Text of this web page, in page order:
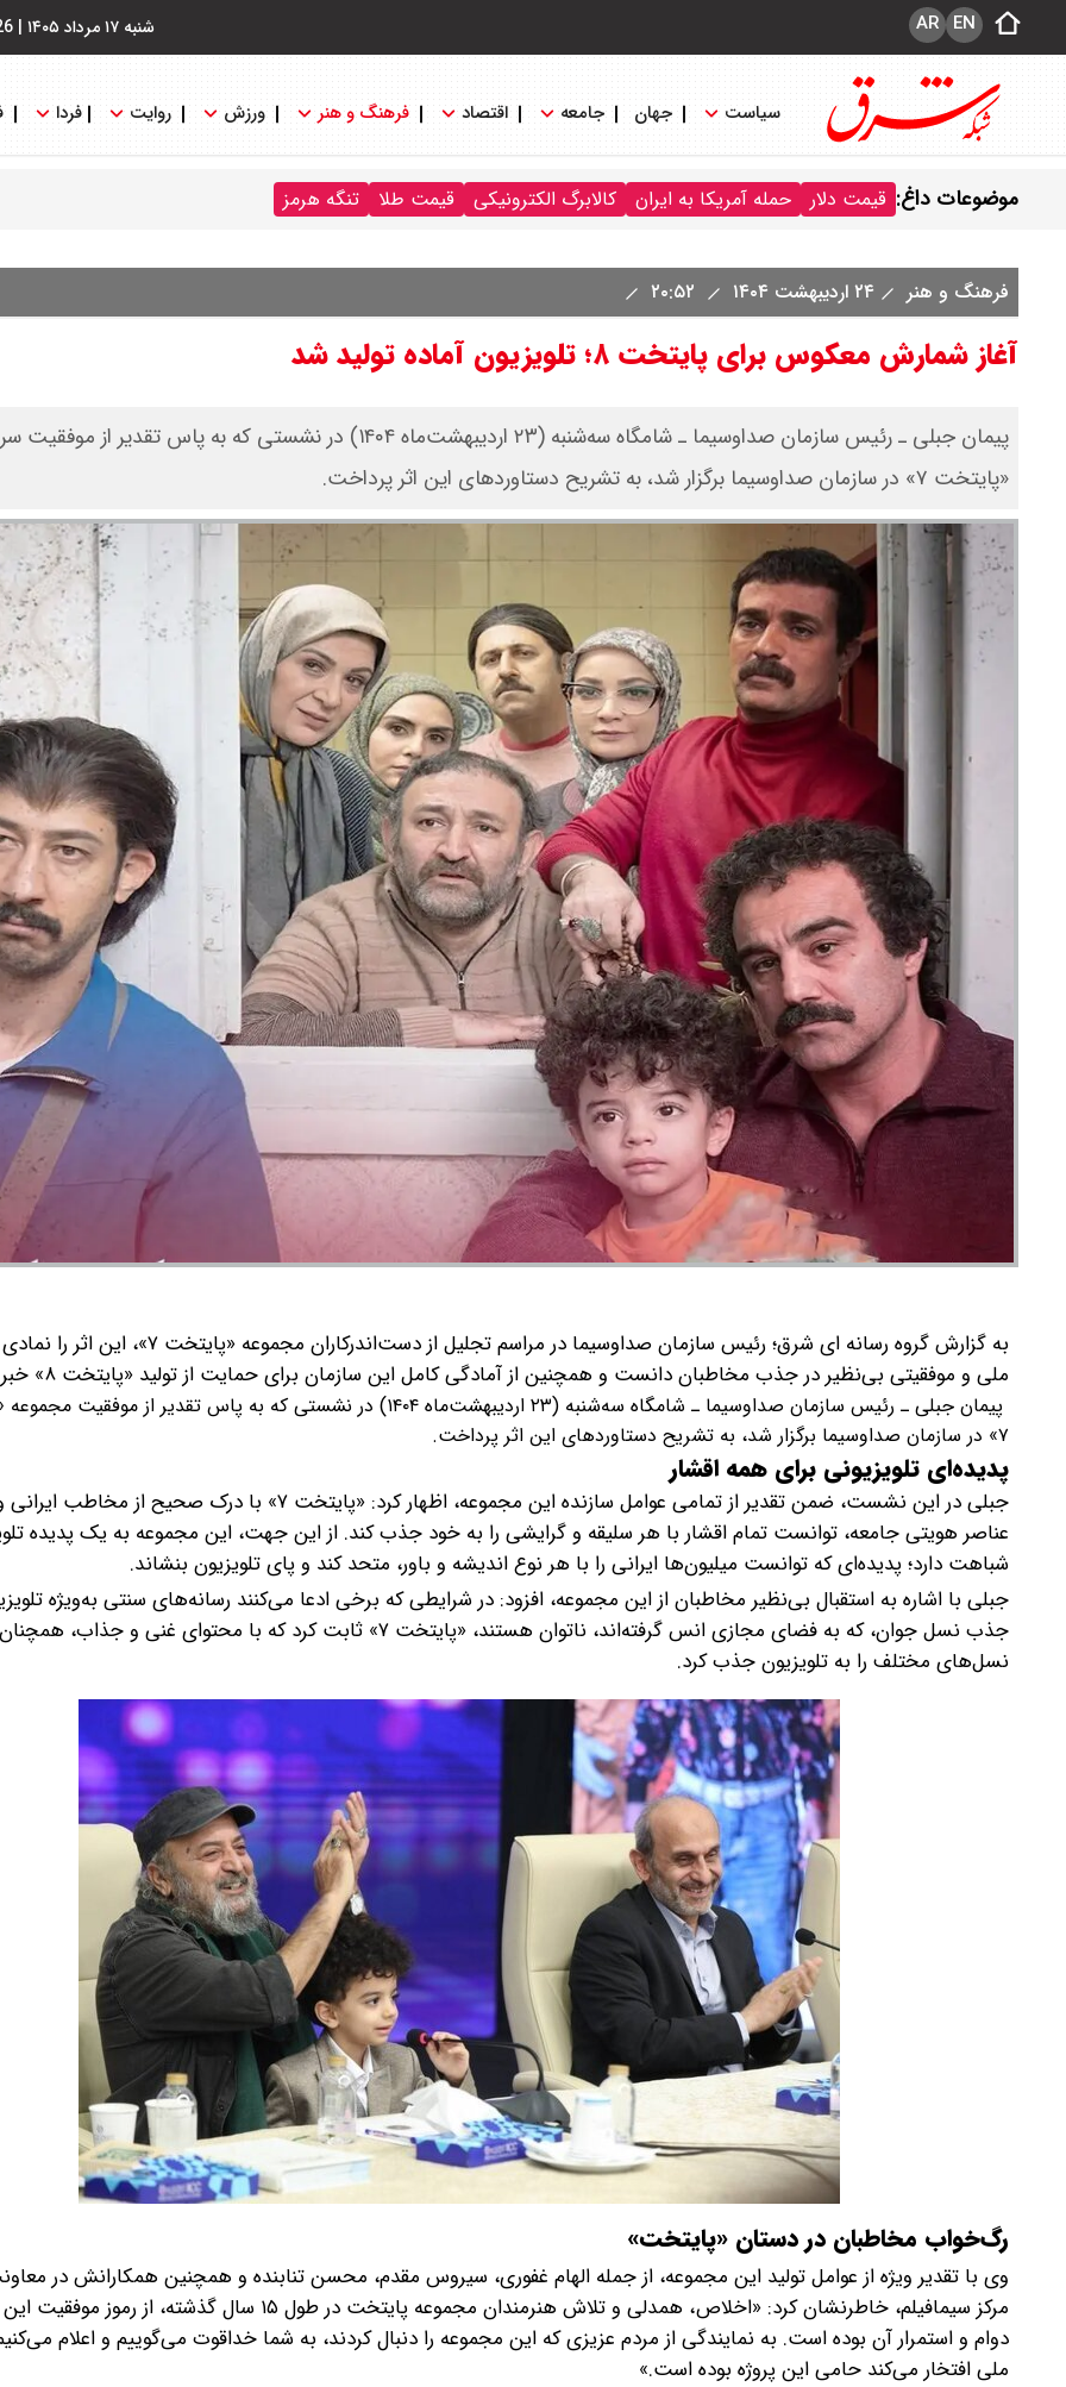
شنبه ۱۷ مرداد ۱۴۰۵ | EN
AR
سیاست جهان جامعه اقتصاد فرهنگ و هنر ورزش روایت فردا
موضوعات داغ: قیمت دلار حمله آمریکا به ایران کالابرگ الکترونیکی قیمت طلا تنگه هرمز
فرهنگ و هنر ۲۴ اردیبهشت ۱۴۰۴
آغاز شمارش معکوس برای پایتخت ۸؛ تلویزیون آماده تولید شد
پیمان جبلی ـ رئیس سازمان صداوسیما ـ شامگاه سه‌شنبه (۲۳ اردیبهشت‌ماه ۱۴۰۴) در نشستی که به پاس تقدیر از
«پایتخت ۷» در سازمان صداوسیما برگزار شد، به تشریح دستاوردهای این اثر پرداخت.
به گزارش گروه رسانه ای شرق؛ رئیس سازمان صداوسیما در مراسم تجلیل از
ملی و موفقیتی بی‌نظیر در جذب مخاطبان دانست و همچنین از آمادگی کامل این سازمان برای حمایت از تولید «پایتخت ۸» خبر داد.
پیمان جبلی ـ رئیس سازمان صداوسیما ـ شامگاه سه‌شنبه (۲۳ اردیبهشت‌ماه ۱۴۰۴) در نشستی که به پاس تقدیر از
۷» در سازمان صداوسیما برگزار شد، به تشریح دستاوردهای این اثر پرداخت.
پدیده‌ای تلویزیونی برای همه اقشار
جبلی در این نشست، ضمن تقدیر از تمامی عوامل سازنده این مجموعه، اظهار کرد: «پایتخت ۷» با درک
عناصر هویتی جامعه، توانست تمام اقشار با هر سلیقه و گرایشی را به خود جذب کند. از این جهت، این مجموعه به یک پدیده
شباهت دارد؛ پدیده‌ای که توانست میلیون‌ها ایرانی را با هر نوع اندیشه و باور، متحد کند و پای تلویزیون بنشاند.
جبلی با اشاره به استقبال بی‌نظیر مخاطبان از این مجموعه، افزود: در شرایطی که برخی ادعا می‌کنند رسانه‌های سنتی به‌ویژه
جذب نسل جوان، که به فضای مجازی انس گرفته‌اند، ناتوان هستند، «پایتخت ۷» ثابت کرد که با محتوای غنی و
نسل‌های مختلف را به تلویزیون جذب کرد.
رگ‌خواب مخاطبان در دستان «پایتخت»
وی با تقدیر ویژه از عوامل تولید این مجموعه، از جمله الهام غفوری، سیروس مقدم، محسن تنابنده و همچنین همکارانش در
مرکز سیمافیلم، خاطرنشان کرد: «اخلاص، همدلی و تلاش هنرمندان مجموعه پایتخت در طول ۱۵ سال
دوام و استمرار آن بوده است. به نمایندگی از مردم عزیزی که این مجموعه را دنبال کردند، به شما خداقوت می‌گوییم و اعلام
ملی افتخار می‌کند حامی این پروژه بوده است.»